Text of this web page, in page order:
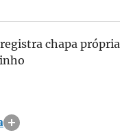
chapa